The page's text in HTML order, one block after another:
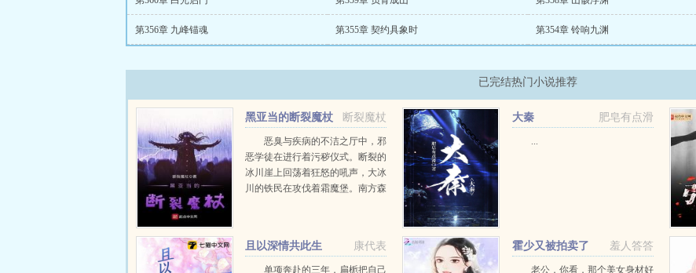
第356章 九峰锚魂 第355章 契约具象时 第354章 铃响九渊
已完结热门小说推荐
断裂魔杖
黑亚当的断裂魔杖
恶臭与疾病的不洁之厅中，邪
恶学徒在进行着污秽仪式。断裂的
冰川崖上回荡着狂怒的吼声，大冰
川的铁民在攻伐着霜魔堡。南方森
奇幻生存之旅即将展开...
肥皂有点滑
大秦
...
康代表
且以深情共此生
单项奔赴的三年，扁栀把自己
羞人答答
霍少又被拍卖了
老公，你看，那个美女身材好